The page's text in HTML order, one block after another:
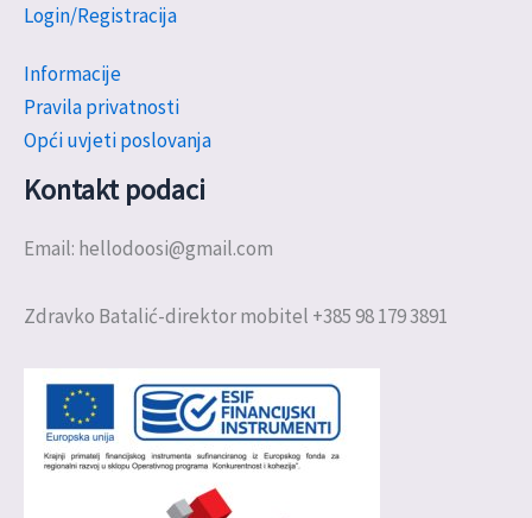
Login/Registracija
Informacije
Pravila privatnosti
Opći uvjeti poslovanja
Kontakt podaci
Email: hellodoosi@gmail.com
Zdravko Batalić-direktor mobitel +385 98 179 3891